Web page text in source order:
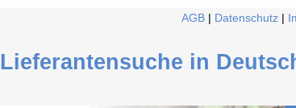
AGB Datenschutz
Lieferantensuche in